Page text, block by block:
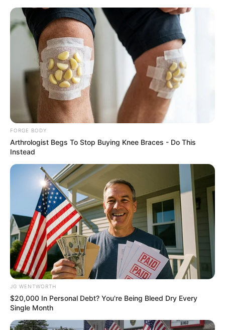
The Way You Sit Could Expose Your True Personality
BRAINBERRIES
Enter A World Of Weirdness: 8 Horror Movies Where
Nobody Dies
BRAINBERRIES
Why this ordinary drink is the secret to feeling your
best every day
CTA FAVORITE
FORGE BODY
Arthrologist Begs To Stop Buying Knee Braces - Do This
Instead
JG WENTWORTH
$20,000 In Personal Debt? You're Being Bleed Dry Every
Single Month